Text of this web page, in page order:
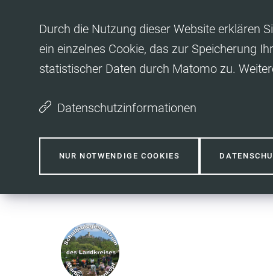
Durch die Nutzung dieser Website erklären
ein einzelnes Cookie, das zur Speicherung
statistischer Daten durch Matomo zu.
Datenschutzinformationen
NUR NOTWENDIGE COOKIES